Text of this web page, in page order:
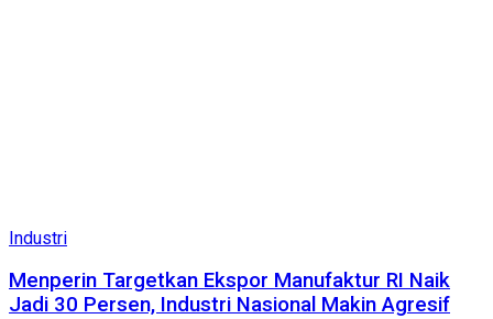
Industri
Menperin Targetkan Ekspor Manufaktur RI Naik
Jadi 30 Persen, Industri Nasional Makin Agresif